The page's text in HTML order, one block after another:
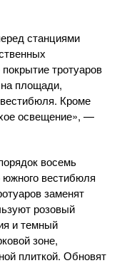
станциями
тротуаров
площади,
Кроме
освещение», —
восемь
вестибюля
заменят
розовый
и темный
зоне,
плиткой. Обновят